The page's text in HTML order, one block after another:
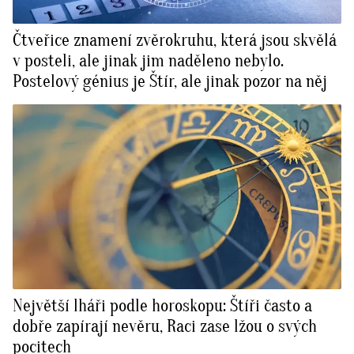
Čtveřice znamení zvěrokruhu, která jsou skvělá
v posteli, ale jinak jim naděleno nebylo.
Postelový génius je Štír, ale jinak pozor na něj
Největší lháři podle horoskopu: Štíři často a
dobře zapírají nevěru, Raci zase lžou o svých
pocitech